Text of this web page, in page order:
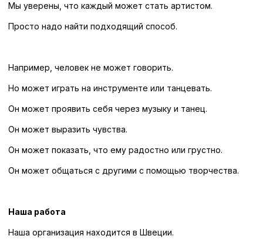
Мы уверены, что каждый может стать артистом.
Просто надо найти подходящий способ.
Например, человек не может говорить.
Но может играть на инструменте или танцевать.
Он может проявить себя через музыку и танец.
Он может выразить чувства.
Он может показать, что ему радостно или грустно.
Он может общаться с другими с помощью творчества.
Наша работа
Наша организация находится в Швеции.